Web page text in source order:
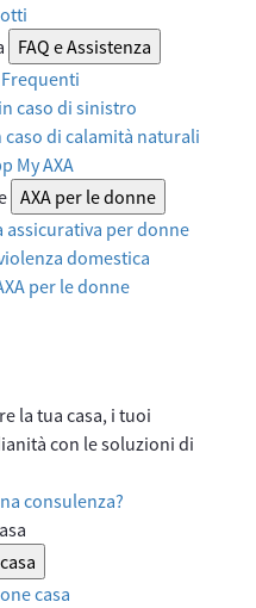
FAQ e Assistenza
caso di sinistro
caso di calamità naturali
My AXA
AXA per le donne
assicurativa per donne
domestica
per le donne
la tua casa, i tuoi
con le soluzioni di
consulenza?
casa